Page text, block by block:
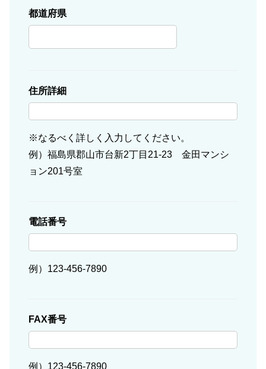
都道府県
住所詳細
※なるべく詳しく入力してください。
例）福島県郡山市台新2丁目21-23 金田マンシ
ョン201号室
電話番号
例）123-456-7890
FAX番号
例）123-456-7890